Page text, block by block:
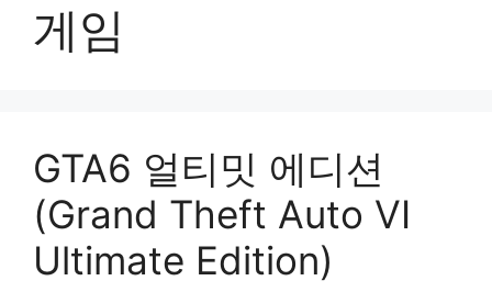
게임
GTA6 얼티밋 에디션
(Grand Theft Auto VI
Ultimate Edition)